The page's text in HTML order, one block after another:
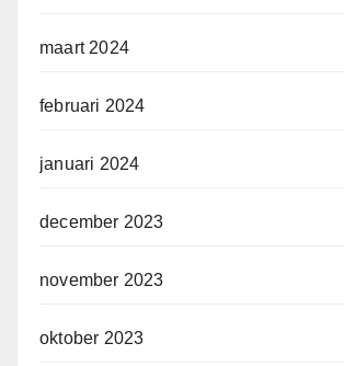
maart 2024
februari 2024
januari 2024
december 2023
november 2023
oktober 2023